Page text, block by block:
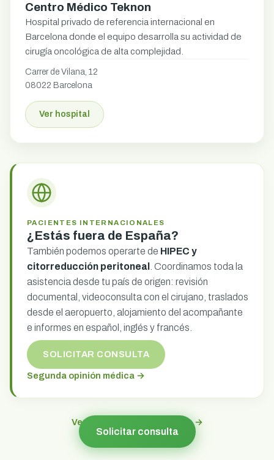
Centro Médico Teknon
Hospital privado de referencia internacional en
Barcelona donde el equipo desarrolla su actividad de
cirugía oncológica de alta complejidad.
Carrer de Vilana, 12
08022 Barcelona
Ver hospital
PACIENTES INTERNACIONALES
¿Estás fuera de España?
También podemos operarte de HIPEC y
citorreducción peritoneal
. Coordinamos toda la
asistencia desde tu país de origen: revisión
documental, videoconsulta con el cirujano, traslados
desde el aeropuerto, alojamiento del acompañante
e informes en español, inglés y francés.
SOLICITAR CONSULTA
Segunda opinión médica →
Ver todas nuestras clínicas →
Solicitar consulta